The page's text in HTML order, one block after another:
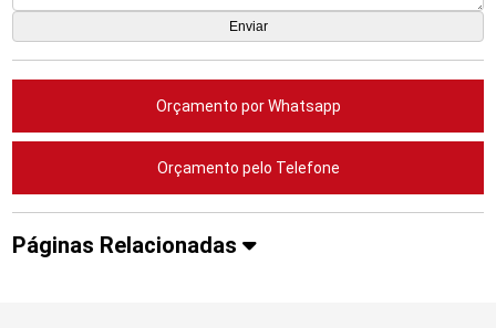
Orçamento por Whatsapp
Orçamento pelo Telefone
Páginas Relacionadas